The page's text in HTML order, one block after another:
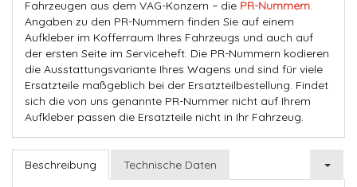
Fahrzeugen aus dem VAG-Konzern − die PR-Nummern
Angaben zu den PR-Nummern finden Sie auf einem
Aufkleber im Kofferraum Ihres Fahrzeugs und auch auf
der ersten Seite im Serviceheft. Die PR-Nummern kodieren
die Ausstattungsvariante Ihres Wagens und sind für viele
Ersatzteile maßgeblich bei der Ersatzteilbestellung. Findet
sich die von uns genannte PR-Nummer nicht auf Ihrem
Aufkleber passen die Ersatzteile nicht in Ihr Fahrzeug.
Beschreibung Technische Daten